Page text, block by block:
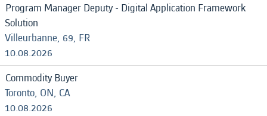
Program Manager Deputy - Digital Application Framework
Solution
Villeurbanne, 69, FR
10.08.2026
Commodity Buyer
Toronto, ON, CA
10.08.2026